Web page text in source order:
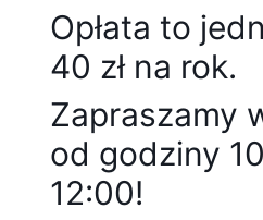
Opłata to
40 zł na rok.
Zapraszamy
od godziny
12:00!